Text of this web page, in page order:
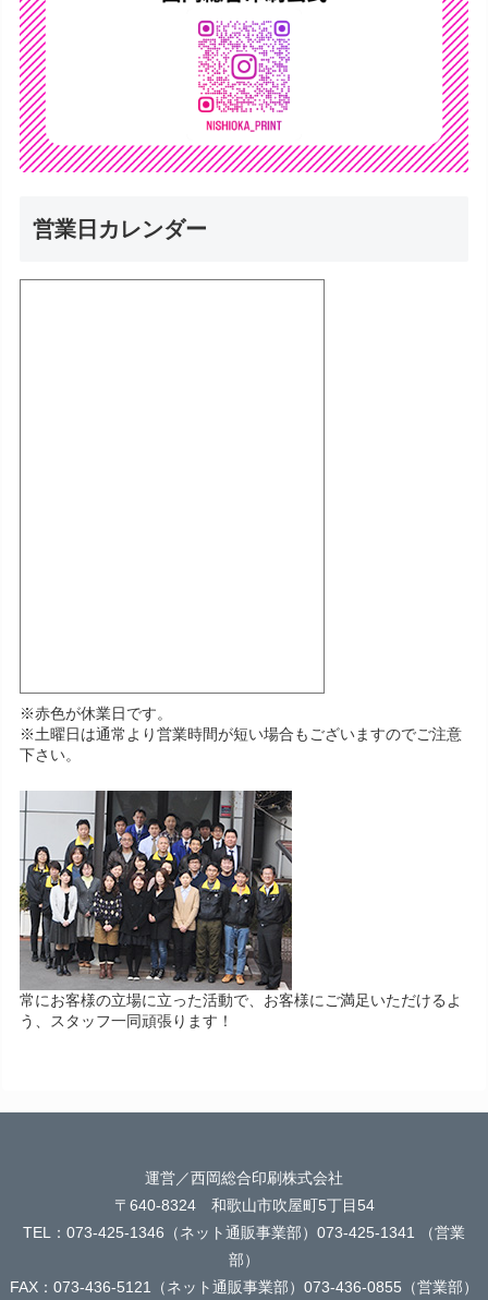
営業日カレンダー
※赤色が休業日です。
※土曜日は通常より営業時間が短い場合もございますのでご注意
下さい。
常にお客様の立場に立った活動で、お客様にご満足いただけるよ
う、スタッフ一同頑張ります！
運営／西岡総合印刷株式会社
〒640-8324 和歌山市吹屋町5丁目54
TEL：073-425-1346（ネット通販事業部）073-425-1341 （営業
部）
FAX：073-436-5121（ネット通販事業部）073-436-0855（営業部）